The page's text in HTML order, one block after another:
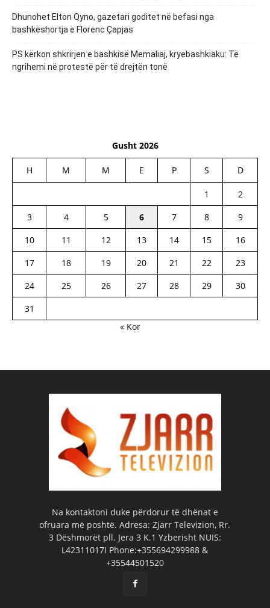
Dhunohet Elton Qyno, gazetari goditet në befasi nga
bashkëshortja e Florenc Çapjas
PS kërkon shkrirjen e bashkisë Memaliaj, kryebashkiaku: Të
ngrihemi në protestë për të drejtën tonë
Gusht 2026
H M M E P S D
1
2
3
4 5 6 7 8
9
10
11 12 13 14 15
16
17
18 19 20 21 22
23
24
25 26 27 28 29
30
31
« Kor
Na kontaktoni duke përdorur të dhënat e
ofruara më poshtë. Adresa: Zjarr Televizion, Rr.
3 Dëshmorët pll. Jera 3 K.1 Yzberisht NUIS:
L42311017I Phone:+355694299988 &
+35544501520